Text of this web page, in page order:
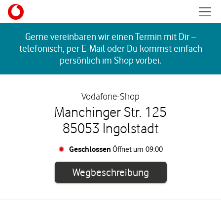
Skip to content
Gerne vereinbaren wir einen Termin mit Dir –
telefonisch, per E-Mail oder Du kommst einfach
persönlich im Shop vorbei.
Vodafone-Shop
Manchinger Str. 125
85053 Ingolstadt
Geschlossen Öffnet um 09:00
WegbeschreibungLink öffnet in